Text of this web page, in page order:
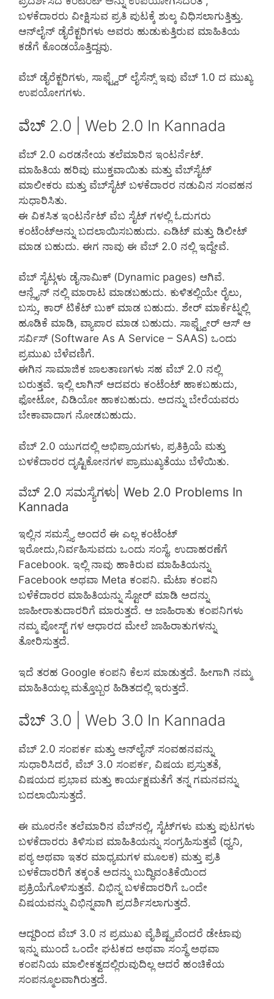
ಬಳಕೆದಾರರು ವೀಕ್ಷಿಸುವ ಪ್ರತಿ ಪುಟಕ್ಕೆ ಶುಲ್ಕ ವಿಧಿಸಲಾಗುತ್ತಿತ್ತು.
ಆನ್‌ಲೈನ್ ಡೈರೆಕ್ಟರಿಗಳು ಅವರು ಹುಡುಕುತ್ತಿರುವ ಮಾಹಿತಿಯ
ಕಡೆಗೆ ಕೊಂಡಯೊತ್ತಿದ್ದವು.
ವೆಬ್ ಡೈರೆಕ್ಟರಿಗಳು, ಸಾಫ್ಟ್ವೆರ್ ಲೈಸೆನ್ಸ್ ಇವು ವೆಬ್ 1.0 ದ ಮುಖ್ಯ
ಉಪಯೋಗಗಳು.
ವೆಬ್ 2.0 | Web 2.0 In Kannada
ವೆಬ್ 2.0 ಎರಡನೇಯ ತಲೆಮಾರಿನ ಇಂಟರ್ನೆಟ್.
ಮಾಹಿತಿಯ ಹರಿವು ಮುಕ್ತವಾಯಿತು ಮತ್ತು ವೆಬ್‌ಸೈಟ್
ಮಾಲೀಕರು ಮತ್ತು ವೆಬ್‌ಸೈಟ್ ಬಳಕೆದಾರರ ನಡುವಿನ ಸಂವಹನ
ಸುಧಾರಿಸಿತು.
ಈ ವಿಕಸಿತ ಇಂಟರ್ನೆಟ್ ವೆಬ ಸೈಟ್ ಗಳಲ್ಲಿ ಓದುಗರು
ಕಂಟೆಂಟ್ಅನ್ನು ಬದಲಾಯಿಸಬಹುದು. ಎಡಿಟ್ ಮತ್ತು ಡಿಲೀಟ್
ಮಾಡ ಬಹುದು. ಈಗ ನಾವು ಈ ವೆಬ್ 2.0 ನಲ್ಲಿ ಇದ್ದೇವೆ.
ವೆಬ್ ಸೈಟ್ಗಳು ಡೈನಾಮಿಕ್ (Dynamic pages) ಆಗಿವೆ.
ಆನ್ಲೈನ್ ನಲ್ಲಿ ಮಾರಾಟ ಮಾಡಬಹುದು. ಕುಳಿತಲ್ಲಿಯೇ ರೈಲು,
ಬಸ್ಸು, ಕಾರ್ ಟಿಕೆಟ್ ಬುಕ್ ಮಾಡ ಬಹುದು. ಶೇರ್ ಮಾರ್ಕೆಟ್ನಲ್ಲಿ
ಹೂಡಿಕೆ ಮಾಡಿ, ವ್ಯಾಪಾರ ಮಾಡ ಬಹುದು. ಸಾಫ್ಟ್ವೇರ್ ಆಸ್ ಆ
ಸರ್ವಿಸ್ (Software As A Service – SAAS) ಒಂದು
ಪ್ರಮುಖ ಬೆಳೆವಣಿಗೆ.
ಈಗಿನ ಸಾಮಾಜಿಕ ಜಾಲತಾಣಗಳು ಸಹ ವೆಬ್ 2.0 ನಲ್ಲಿ
ಬರುತ್ತವೆ. ಇಲ್ಲಿ ಲಾಗಿನ್ ಆದವರು ಕಂಟೆಂಟ್ ಹಾಕಬಹುದು,
ಫೋಟೋ, ವಿಡಿಯೋ ಹಾಕಬಹುದು. ಅದನ್ನು ಬೇರೆಯವರು
ಬೇಕಾವಾದಾಗ ನೋಡಬಹುದು.
ವೆಬ್ 2.0 ಯುಗದಲ್ಲಿ ಅಭಿಪ್ರಾಯಗಳು, ಪ್ರತಿಕ್ರಿಯೆ ಮತ್ತು
ಬಳಕೆದಾರರ ದೃಷ್ಟಿಕೋನಗಳ ಪ್ರಾಮುಖ್ಯತೆಯು ಬೆಳೆಯಿತು.
ವೆಬ್ 2.0 ಸಮಸ್ಯೆಗಳು| Web 2.0 Problems In
Kannada
ಇಲ್ಲಿನ ಸಮಸ್ಸ್ಯೆ ಅಂದರೆ ಈ ಎಲ್ಲ ಕಂಟೆಂಟ್
ಇರೋದು,ನಿರ್ವಹಿಸುವದು ಒಂದು ಸಂಸ್ಥೆ. ಉದಾಹರಣೆಗೆ
Facebook. ಇಲ್ಲಿ ನಾವು ಹಾಕಿರುವ ಮಾಹಿತಿಯನ್ನು
Facebook ಅಥವಾ Meta ಕಂಪನಿ. ಮೆಟಾ ಕಂಪನಿ
ಬಳೆಕೆದಾರರ ಮಾಹಿತಿಯನ್ನು ಸ್ಟೋರ್ ಮಾಡಿ ಅದನ್ನು
ಜಾಹೀರಾತುದಾರರಿಗೆ ಮಾರುತ್ತದೆ. ಆ ಜಾಹಿರಾತು ಕಂಪನಿಗಳು
ನಮ್ಮ ಪೋಸ್ಟ್ ಗಳ ಆಧಾರದ ಮೇಲೆ ಜಾಹಿರಾತುಗಳನ್ನು
ತೋರಿಸುತ್ತದೆ.
ಇದೆ ತರಹ Google ಕಂಪನಿ ಕೆಲಸ ಮಾಡುತ್ತದೆ. ಹೀಗಾಗಿ ನಮ್ಮ
ಮಾಹಿತಿಯಲ್ಲ ಮತ್ತೊಬ್ಬರ ಹಿಡಿತದಲ್ಲಿ ಇರುತ್ತದೆ.
ವೆಬ್ 3.0 | Web 3.0 In Kannada
ವೆಬ್ 2.0 ಸಂಪರ್ಕ ಮತ್ತು ಆನ್‌ಲೈನ್ ಸಂವಹನವನ್ನು
ಸುಧಾರಿಸಿದರೆ, ವೆಬ್ 3.0 ಸಂಪರ್ಕ, ವಿಷಯ ಪ್ರಸ್ತುತತೆ,
ವಿಷಯದ ಪ್ರಭಾವ ಮತ್ತು ಕಾರ್ಯಕ್ಷಮತೆಗೆ ತನ್ನ ಗಮನವನ್ನು
ಬದಲಾಯಿಸುತ್ತದೆ.
ಈ ಮೂರನೇ ತಲೆಮಾರಿನ ವೆಬ್‌ನಲ್ಲಿ, ಸೈಟ್‌ಗಳು ಮತ್ತು ಪುಟಗಳು
ಬಳಕೆದಾರರು ತಿಳಿಸುವ ಮಾಹಿತಿಯನ್ನು ಸಂಗ್ರಹಿಸುತ್ತವೆ (ಧ್ವನಿ,
ಪಠ್ಯ ಅಥವಾ ಇತರ ಮಾಧ್ಯಮಗಳ ಮೂಲಕ) ಮತ್ತು ಪ್ರತಿ
ಬಳಕೆದಾರರಿಗೆ ತಕ್ಕಂತೆ ಅದನ್ನು ಬುದ್ಧಿವಂತಿಕೆಯಿಂದ
ಪ್ರಕ್ರಿಯೆಗೊಳಿಸುತ್ತವೆ. ವಿಭಿನ್ನ ಬಳಕೆದಾರರಿಗೆ ಒಂದೇ
ವಿಷಯವನ್ನು ವಿಭಿನ್ನವಾಗಿ ಪ್ರದರ್ಶಿಸಲಾಗುತ್ತದೆ.
ಆದ್ದರಿಂದ ವೆಬ್ 3.0 ನ ಪ್ರಮುಖ ವೈಶಿಷ್ಟ್ಯವೆಂದರೆ ಡೇಟಾವು
ಇನ್ನು ಮುಂದೆ ಒಂದೇ ಘಟಕದ ಅಥವಾ ಸಂಸ್ಥೆ ಅಥವಾ
ಕಂಪನಿಯ ಮಾಲೀಕತ್ವದಲ್ಲಿರುವುದಿಲ್ಲ ಆದರೆ ಹಂಚಿಕೆಯ
ಸಂಪನ್ಮೂಲವಾಗಿರುತ್ತದೆ.